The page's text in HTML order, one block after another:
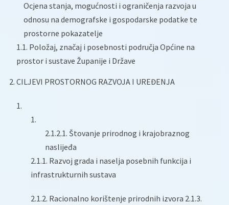
Ocjena stanja, mogućnosti i ograničenja razvoja u
odnosu na demografske i gospodarske podatke te
prostorne pokazatelje
1.1. Položaj, značaj i posebnosti područja Općine na
prostor i sustave Županije i Države
2. CILJEVI PROSTORNOG RAZVOJA I UREĐENJA
2.1.2.1. Štovanje prirodnog i krajobraznog
naslijeđa
2.1.1. Razvoj grada i naselja posebnih funkcija i
infrastrukturnih sustava
2.1.2. Racionalno korištenje prirodnih izvora 2.1.3.